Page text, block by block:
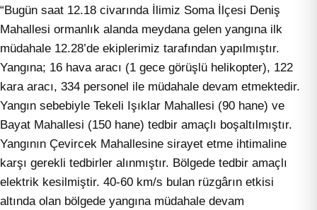
“Bugün saat 12.18 civarında İlimiz Soma İlçesi Deniş
Mahallesi ormanlık alanda meydana gelen yangına ilk
müdahale 12.28’de ekiplerimiz tarafından yapılmıştır.
Yangına; 16 hava aracı (1 gece görüşlü helikopter), 122
kara aracı, 334 personel ile müdahale devam etmektedir.
Yangın sebebiyle Tekeli Işıklar Mahallesi (90 hane) ve
Bayat Mahallesi (150 hane) tedbir amaçlı boşaltılmıştır.
Yangının Çevircek Mahallesine sirayet etme ihtimaline
karşı gerekli tedbirler alınmıştır. Bölgede tedbir amaçlı
elektrik kesilmiştir. 40-60 km/s bulan rüzgârın etkisi
altında olan bölgede yangına müdahale devam